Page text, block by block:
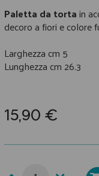
Paletta da tortain
decoro a fiori e colore
Larghezza cm 5
Lunghezza cm 26.3
15,90 €